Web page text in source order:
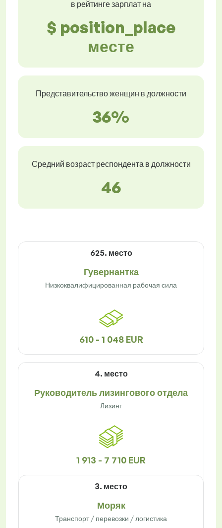
в рейтинге зарплат на
$ position_place
месте
Представительство женщин в должности
36%
Средний возраст респондента в должности
46
625. место
Гувернантка
Низкоквалифицированная рабочая сила
610 - 1 048 EUR
4. место
Руководитель лизингового отдела
Лизинг
1 913 - 7 710 EUR
3. место
Моряк
Транспорт / перевозки / логистика